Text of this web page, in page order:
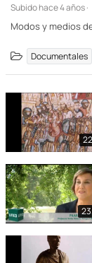
Subidohace 4 años ·
Modos y medios
Documentales